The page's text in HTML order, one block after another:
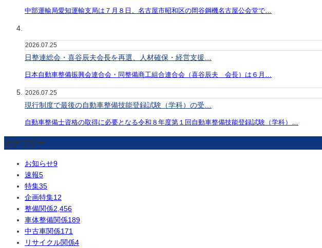
中部運輸局愛知運輸支局は７月８日、名古屋市昭和区の岡谷鋼機名古屋公会堂で…
2026.07.25
日整連総会・喜谷辰夫会長を再選、人材確保・経営支援…
日本自動車整備振興会連合会・同整備商工組合連合会（喜谷辰夫 会長）は６月…
2026.07.25
現行制度で最後の自動車整備技能登録試験（学科）の受…
自動車整備士資格の取得に必要となる令和８年度第１回自動車整備技能登録試験（学科）…
カテゴリー
お知らせ9
速報5
特集35
企画特集12
整備関係2,456
車体整備関係189
中古車関係171
リサイクル関係4